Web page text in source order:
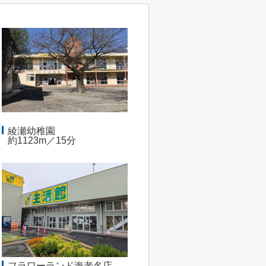
綾瀬幼稚園
約1123m／15分